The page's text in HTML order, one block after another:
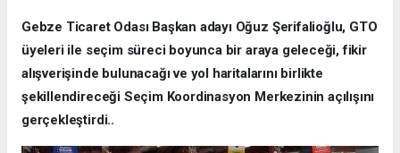
Gebze Ticaret Odası Başkan adayı Oğuz Şerifalioğlu, GTO
üyeleri ile seçim süreci boyunca bir araya geleceği, fikir
alışverişinde bulunacağı ve yol haritalarını birlikte
şekillendireceği Seçim Koordinasyon Merkezinin açılışını
gerçekleştirdi..